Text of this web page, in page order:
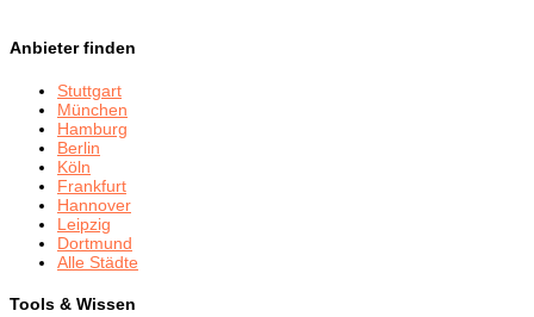
Anbieter finden
Stuttgart
München
Hamburg
Berlin
Köln
Frankfurt
Hannover
Leipzig
Dortmund
Alle Städte
Tools & Wissen